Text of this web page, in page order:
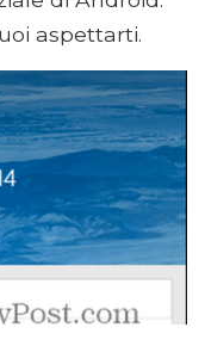
aspettarti.